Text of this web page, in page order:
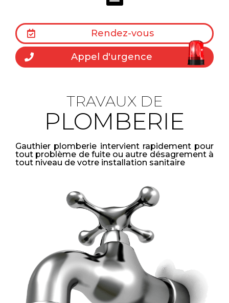
Rendez-vous
Appel d'urgence
TRAVAUX DE
PLOMBERIE
Gauthier plomberie intervient rapidement pour
tout problème de fuite ou autre désagrement à
tout niveau de votre installation sanitaire